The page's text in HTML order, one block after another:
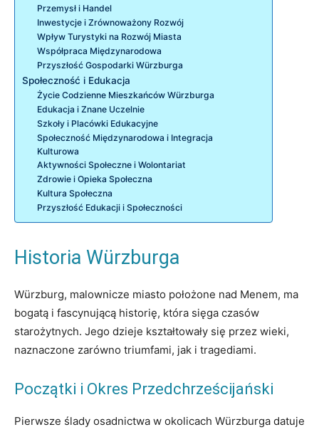
Przemysł i Handel
Inwestycje i Zrównoważony Rozwój
Wpływ Turystyki na Rozwój Miasta
Współpraca Międzynarodowa
Przyszłość Gospodarki Würzburga
Społeczność i Edukacja
Życie Codzienne Mieszkańców Würzburga
Edukacja i Znane Uczelnie
Szkoły i Placówki Edukacyjne
Społeczność Międzynarodowa i Integracja
Kulturowa
Aktywności Społeczne i Wolontariat
Zdrowie i Opieka Społeczna
Kultura Społeczna
Przyszłość Edukacji i Społeczności
Historia Würzburga
Würzburg, malownicze miasto położone nad Menem, ma
bogatą i fascynującą historię, która sięga czasów
starożytnych. Jego dzieje kształtowały się przez wieki,
naznaczone zarówno triumfami, jak i tragediami.
Początki i Okres Przedchrześcijański
Pierwsze ślady osadnictwa w okolicach Würzburga datuje